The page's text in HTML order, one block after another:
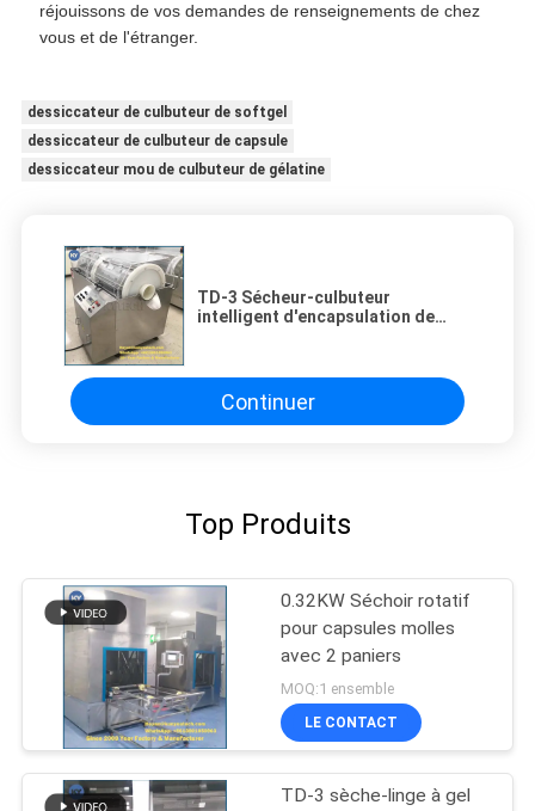
réjouissons de vos demandes de renseignements de chez
vous et de l'étranger.
dessiccateur de culbuteur de softgel
dessiccateur de culbuteur de capsule
dessiccateur mou de culbuteur de gélatine
TD-3 Sécheur-culbuteur
intelligent d'encapsulation de
Continuer
Top Produits
0.32KW Séchoir rotatif
pour capsules molles
avec 2 paniers
MOQ:1 ensemble
LE CONTACT
TD-3 sèche-linge à gel